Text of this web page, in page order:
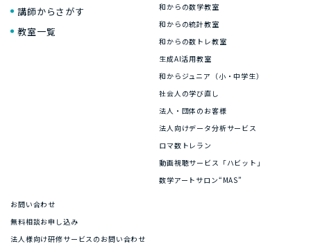
講師からさがす
教室一覧
和からの数学教室
和からの統計教室
和からの数トレ教室
生成AI活用教室
和からジュニア（小・中学生）
社会人の学び直し
法人・団体のお客様
法人向けデータ分析サービス
ロマ数トレラン
動画視聴サービス「ハビット」
数学アートサロン“MAS”
お問い合わせ
無料相談お申し込み
法人様向け研修サービスのお問い合わせ